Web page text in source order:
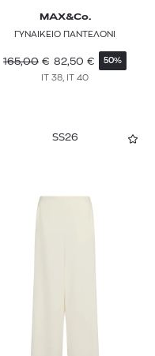
MAX&Co.
ΓΥΝΑΙΚΕΙΟ ΠΑΝΤΕΛΟΝΙ
165,00 € 82,50 € 50%
IT 38, IT 40
SS26